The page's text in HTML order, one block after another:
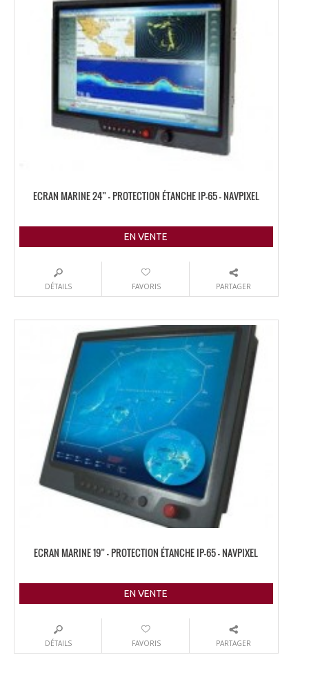
ECRAN MARINE 24” – PROTECTION ÉTANCHE IP-65 – NAVPIXEL
EN VENTE
DÉTAILS FAVORIS PARTAGER
ECRAN MARINE 19” – PROTECTION ÉTANCHE IP-65 – NAVPIXEL
EN VENTE
DÉTAILS FAVORIS PARTAGER